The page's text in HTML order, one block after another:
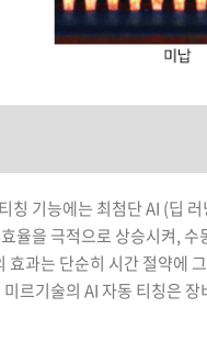
칭 기능에는 최첨단 AI (딥
율을 극적으로 상승시켜,
효과는 단순히 시간 절약에
르기술의 AI 자동 티칭은